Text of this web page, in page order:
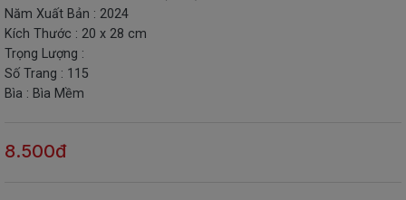
THIẾT
BỊ
-
STEM
Năm Xuất Bản : 2024
Kích Thước : 20 x 28 cm
Trọng Lượng :
Số Trang : 115
Bìa : Bìa Mềm
8.500đ